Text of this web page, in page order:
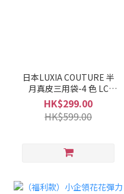
日本LUXIA COUTURE 半
月真皮三用袋-4 色 LC
8009
HK$299.00
HK$599.00